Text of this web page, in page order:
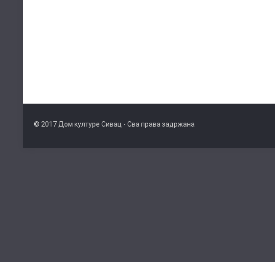
© 2017 Дом културе Сивац - Сва права задржана